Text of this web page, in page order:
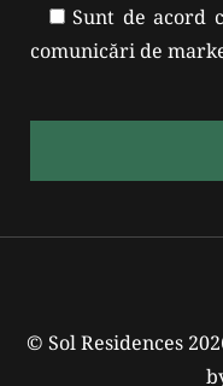
Sunt de acord
comunicări de
© Sol Residences